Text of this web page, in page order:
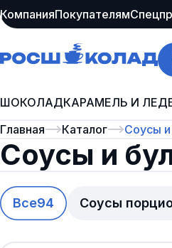
КомпанияПокупателям
ШОКОЛАДКАРАМЕЛЬ И
Все94 Соусы
Главная Каталог Соусы
Соусы и